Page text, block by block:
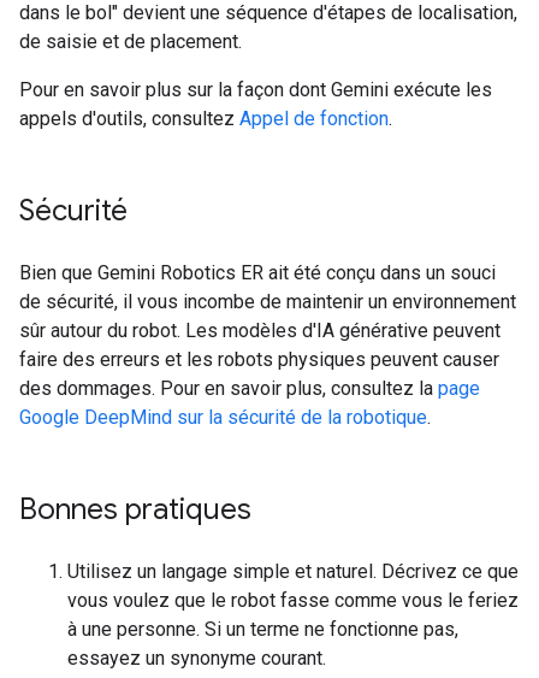
dans le bol" devient une séquence d'étapes de localisation,
de saisie et de placement.
Pour en savoir plus sur la façon dont Gemini exécute les
appels d'outils, consultez Appel de fonction.
Sécurité
Bien que Gemini Robotics ER ait été conçu dans un souci
de sécurité, il vous incombe de maintenir un environnement
sûr autour du robot. Les modèles d'IA générative peuvent
faire des erreurs et les robots physiques peuvent causer
des dommages. Pour en savoir plus, consultez la page
Google DeepMind sur la sécurité de la robotique.
Bonnes pratiques
Utilisez un langage simple et naturel. Décrivez ce que
vous voulez que le robot fasse comme vous le feriez
à une personne. Si un terme ne fonctionne pas,
essayez un synonyme courant.